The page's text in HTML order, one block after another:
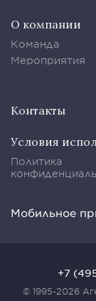
О компании
Команда
Мероприятия
Контакты
Условия
Политика
Мобильное
© 1995-2026
+7